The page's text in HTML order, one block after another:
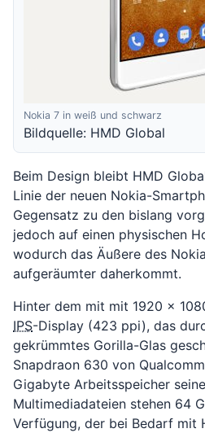
Nokia 7 in weiß und schwarz
Bildquelle: HMD Global
Beim Design bleibt HMD
Linie der neuen Nokia-
Gegensatz zu den bislang
jedoch auf einen physischen
wodurch das Äußere des
aufgeräumter daherkommt.
Hinter dem mit mit 1920 x
IPS-Display (423 ppi), das
gekrümmtes Gorilla-Glas
Snapdraon 630 von
Gigabyte Arbeitsspeicher
Multimediadateien stehen 64
Verfügung, der bei Bedarf mit